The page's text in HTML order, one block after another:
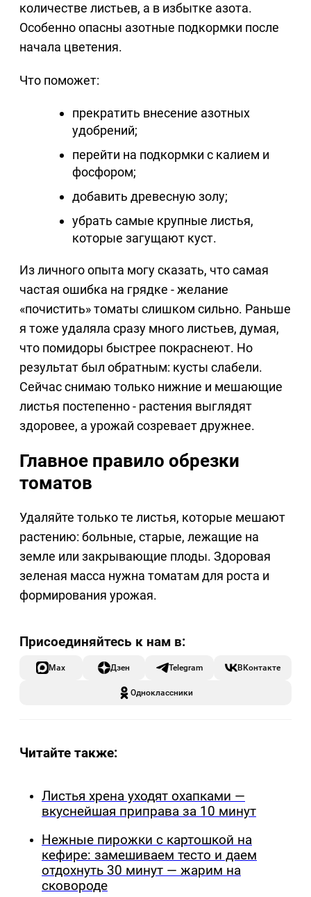
количестве листьев, а в избытке азота.
Особенно опасны азотные подкормки после
начала цветения.
Что поможет:
прекратить внесение азотных
удобрений;
перейти на подкормки с калием и
фосфором;
добавить древесную золу;
убрать самые крупные листья,
которые загущают куст.
Из личного опыта могу сказать, что самая
частая ошибка на грядке - желание
«почистить» томаты слишком сильно. Раньше
я тоже удаляла сразу много листьев, думая,
что помидоры быстрее покраснеют. Но
результат был обратным: кусты слабели.
Сейчас снимаю только нижние и мешающие
листья постепенно - растения выглядят
здоровее, а урожай созревает дружнее.
Главное правило обрезки
томатов
Удаляйте только те листья, которые мешают
растению: больные, старые, лежащие на
земле или закрывающие плоды. Здоровая
зеленая масса нужна томатам для роста и
формирования урожая.
Max Дзен Telegram ВКонтакте
Одноклассники
Читайте также:
Листья хрена уходят охапками —
вкуснейшая приправа за 10 минут
Нежные пирожки с картошкой на
кефире: замешиваем тесто и даем
отдохнуть 30 минут — жарим на
сковороде